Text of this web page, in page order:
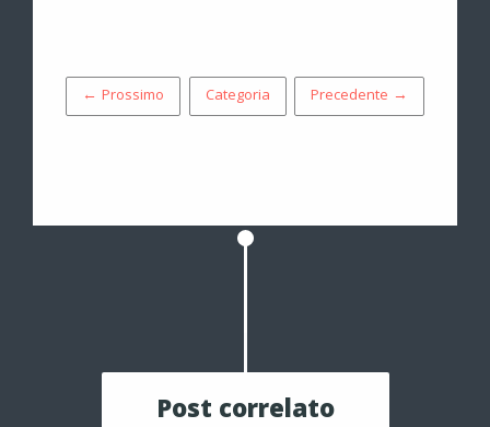
← Prossimo Categoria Precedente →
Post correlato